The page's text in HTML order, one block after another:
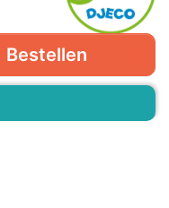
Bestellen